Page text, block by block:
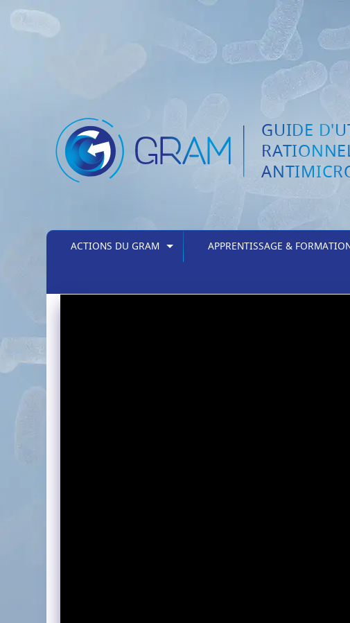
GUIDE
ACTIONS DU GRAM APPRENTISSAGE &